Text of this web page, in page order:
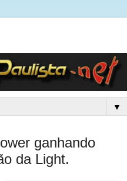
▼
ganhando
da Light.